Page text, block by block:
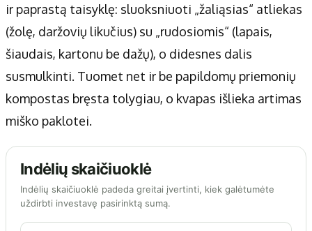
ir paprastą taisyklę: sluoksniuoti „žaliąsias“ atliekas
(žolę, daržovių likučius) su „rudosiomis“ (lapais,
šiaudais, kartonu be dažų), o didesnes dalis
susmulkinti. Tuomet net ir be papildomų priemonių
kompostas bręsta tolygiau, o kvapas išlieka artimas
miško paklotei.